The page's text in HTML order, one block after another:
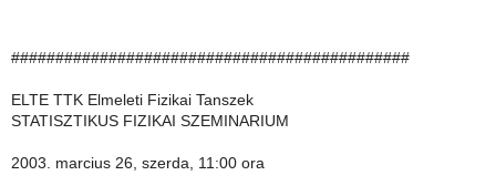
#############################################
ELTE TTK Elmeleti Fizikai Tanszek
STATISZTIKUS FIZIKAI SZEMINARIUM
2003. marcius 26, szerda, 11:00 ora